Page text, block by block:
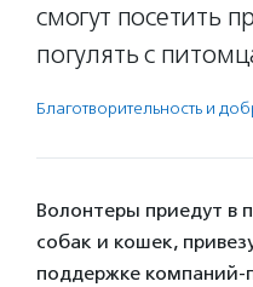
смогут посетить
погулять с
Благотвори­тель­ность и
Волонтеры приедут
собак и кошек,
поддержке компаний-